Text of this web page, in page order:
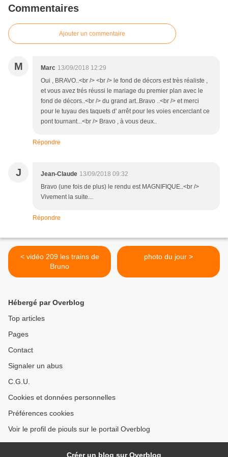
Commentaires
Ajouter un commentaire
M Marc 13/09/2018 12:29
Oui , BRAVO..<br /> <br /> le fond de décors est très réaliste ,
et vous avez trés réussi le mariage du premier plan avec le
fond de décors..<br /> du grand art..Bravo ..<br /> et merci
pour le tuyau des taquets d' arrêt pour les voies encerclant ce
pont tournant...<br /> Bravo , à vous deux..
Répondre
J Jean-Claude 13/09/2018 09:32
Bravo (une fois de plus) le rendu est MAGNIFIQUE..<br />
Vivement la suite...
Répondre
< vidéo 209 les trains de
Bruno
photo du jour >
Hébergé par Overblog
Top articles
Pages
Contact
Signaler un abus
C.G.U.
Cookies et données personnelles
Préférences cookies
Voir le profil de piouls sur le portail Overblog
Créer un blog sur Overblog